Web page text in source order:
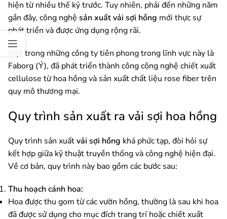
hiện từ nhiều thế kỷ trước. Tuy nhiên, phải đến những năm
gần đây, công nghệ sản xuất vải sợi hồng mới thực sự
phát triển và được ứng dụng rộng rãi.
Một trong những công ty tiên phong trong lĩnh vực này là
Faborg (Ý), đã phát triển thành công công nghệ chiết xuất
cellulose từ hoa hồng và sản xuất chất liệu rose fiber trên
quy mô thương mại.
Quy trình sản xuất ra vải sợi hoa hồng
Quy trình sản xuấtvải sợi hồng khá phức tạp, đòi hỏi sự
kết hợp giữa kỹ thuật truyền thống và công nghệ hiện đại.
Về cơ bản, quy trình này bao gồm các bước sau:
Thu hoạch cánh hoa:
Hoa được thu gom từ các vườn hồng, thường là sau khi hoa
đã được sử dụng cho mục đích trang trí hoặc chiết xuất